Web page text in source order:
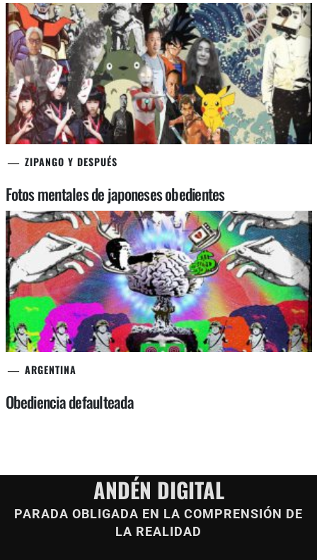
ZIPANGO Y DESPUÉS
Fotos mentales de japoneses obedientes
ARGENTINA
Obediencia defaulteada
ANDÉN DIGITAL
PARADA OBLIGADA EN LA COMPRENSIÓN DE
LA REALIDAD